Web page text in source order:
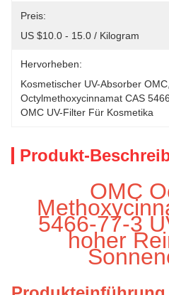
Preis:
US $10.0 - 15.0 / Kilogram
Hervorheben:
Kosmetischer UV-Absorber OMC
Octylmethoxycinnamat CAS
OMC UV-Filter Für Kosmetika
Produkt-
OMC
5466-77-3
hoher